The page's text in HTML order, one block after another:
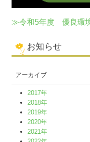
≫令和5年度 優良環
お知らせ
アーカイブ
2017年
2018年
2019年
2020年
2021年